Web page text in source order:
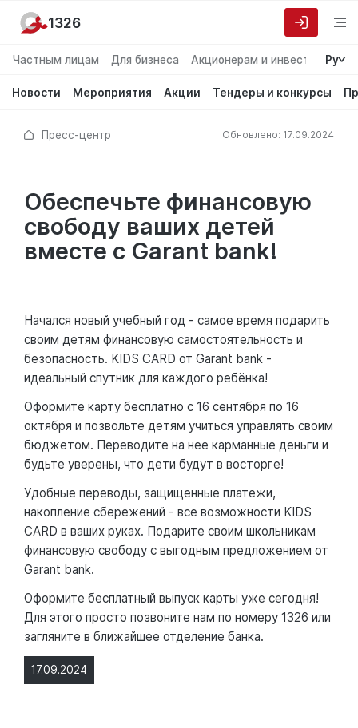
Частным лицам Для бизнеса Акционерам и инвесторам
Ру
Новости Мероприятия Акции Тендеры и конкурсы
1326
Пресс-центр Обновлено: 17.09.2024
Обеспечьте финансовую
свободу ваших детей
вместе с Garant bank!
17.09.2024
Начался новый учебный год - самое время подарить
своим детям финансовую самостоятельность и
безопасность. KIDS CARD от Garant bank -
идеальный спутник для каждого ребёнка!
Оформите карту бесплатно с 16 сентября по 16
октября и позвольте детям учиться управлять своим
бюджетом. Переводите на нее карманные деньги и
будьте уверены, что дети будут в восторге!
Удобные переводы, защищенные платежи,
накопление сбережений - все возможности KIDS
CARD в ваших руках. Подарите своим школьникам
финансовую свободу с выгодным предложением от
Garant bank.
Оформите бесплатный выпуск карты уже сегодня!
Для этого просто позвоните нам по номеру 1326 или
загляните в ближайшее отделение банка.